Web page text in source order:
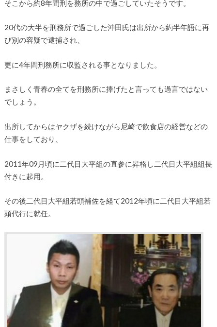
そこから約8年間刑を務所の中で過ごしていたそうです。
20代の大半を刑務所で過ごした沖田氏は出所から約半年語に再
び別の容疑で逮捕され、
更に4年間刑務所に収監される事となりました。
まさしく青春の全てを刑務所に捧げたと言っても過言ではない
でしょう。
出所してからはヤクザを続けながら尼崎で飲食店の経営などの
仕事をしており、
2011年09月頃に二代目大平組の直参に昇格し二代目大平組組長
付きに起用。
その後二代目大平組若頭補佐を経て2012年頃に二代目大平組若
頭代行に就任。